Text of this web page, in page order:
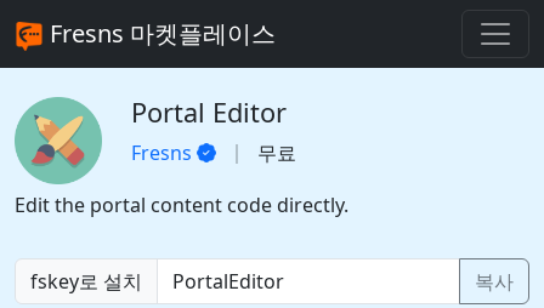
Fresns 마켓플레이스
Portal Editor
Fresns
무료
Edit the portal content code directly.
fskey로 설치 복사